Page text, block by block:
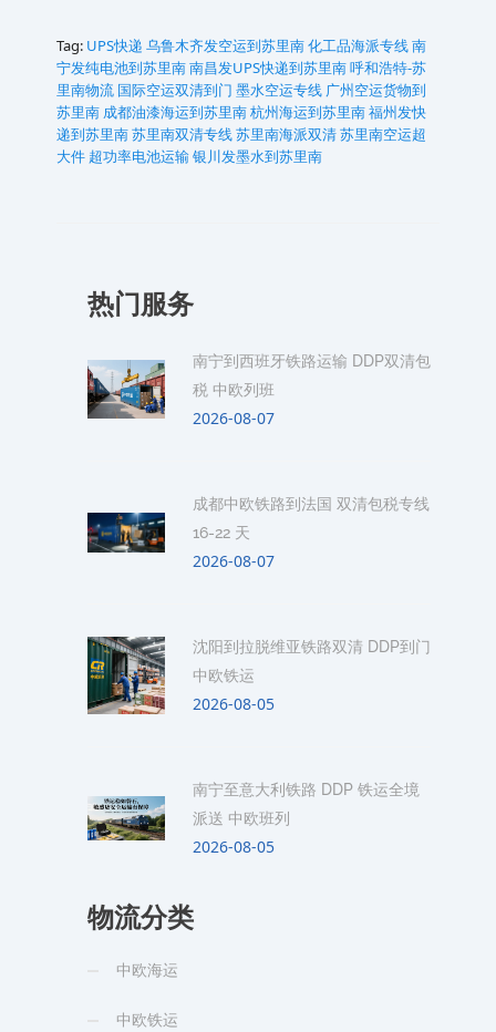
Tag: UPS快递 乌鲁木齐发空运到苏里南化工品海派专线南
宁发纯电池到苏里南南昌发UPS快递到苏里南呼和浩特-苏
里南物流 国际空运双清到门 墨水空运专线 广州空运货物到
苏里南 成都油漆海运到苏里南杭州海运到苏里南福州发快
递到苏里南苏里南双清专线苏里南海派双清苏里南空运超
大件 超功率电池运输银川发墨水到苏里南
热门服务
南宁到西班牙铁路运输 DDP双清包
税 中欧列班
2026-08-07
成都中欧铁路到法国 双清包税专线
16-22 天
2026-08-07
沈阳到拉脱维亚铁路双清 DDP到门
中欧铁运
2026-08-05
南宁至意大利铁路 DDP 铁运全境
派送 中欧班列
2026-08-05
物流分类
中欧海运
中欧铁运